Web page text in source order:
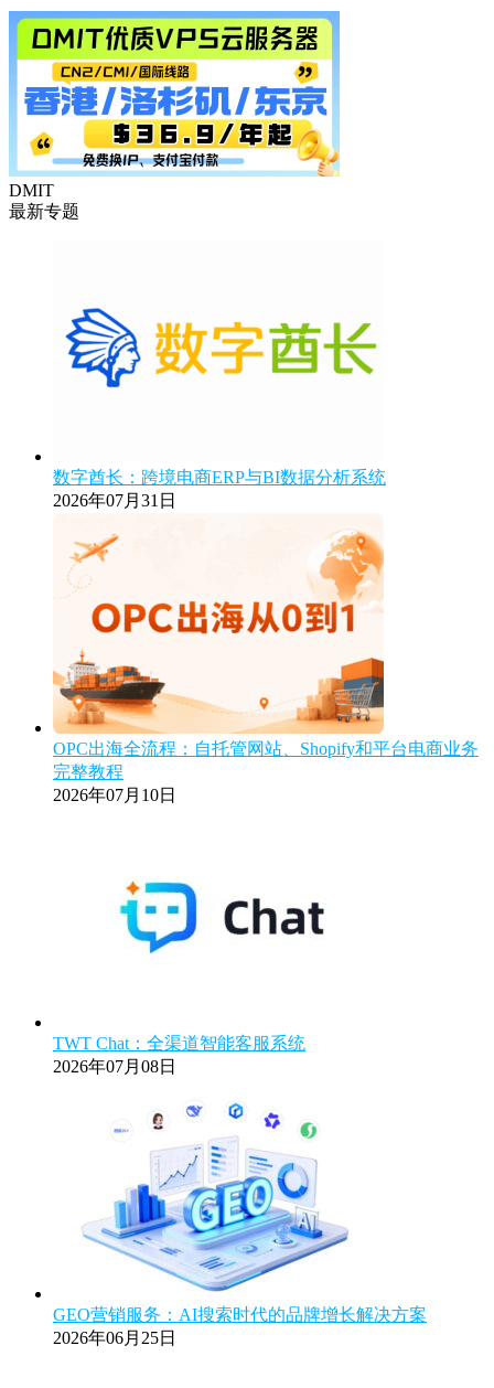
DMIT
最新专题
数字酋长：跨境电商ERP与BI数据分析系统
2026年07月31日
OPC出海全流程：自托管网站、Shopify和平台电商业务
完整教程
2026年07月10日
TWT Chat：全渠道智能客服系统
2026年07月08日
GEO营销服务：AI搜索时代的品牌增长解决方案
2026年06月25日